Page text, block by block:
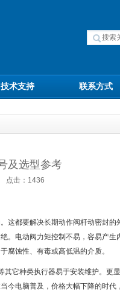
技术支持 联系方式
及选型参考
点击：1436
这都要解决长期动作阀杆动密封
。电动阀力矩控制不易，容易产生
腐蚀性、有毒或高低温的介质。
它种类执行器易于安装维护。更
今电脑普及，价格大幅下降的时代